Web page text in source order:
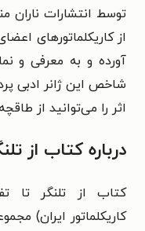
توسط انتشارات
از کاریکلماتورهای
آورده و به معرفی و
شاخص این ژانر ادبی
اثر را می‌توانید از
درباره کتاب از
کتاب از تلنگر تا
کاریکلماتور ایران)